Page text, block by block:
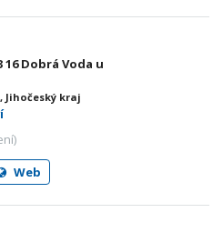
16 Dobrá Voda u
Jihočeský kraj
Web